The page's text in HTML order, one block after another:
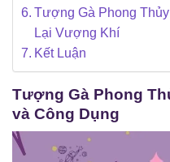
Tượng Gà Phong
Lại Vượng Khí
Kết Luận
Tượng Gà Phong
và Công Dụng